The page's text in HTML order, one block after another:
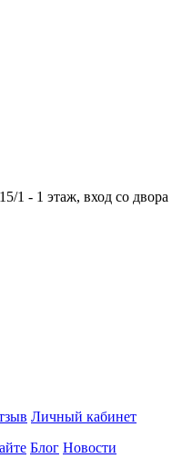
1 - 1 этаж, вход со двора
Личный кабинет
Блог Новости